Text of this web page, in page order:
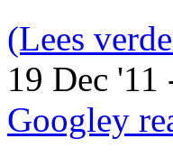
(Lees
19 Dec '11
Googley